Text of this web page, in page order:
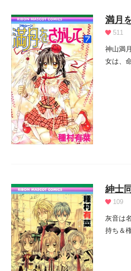
満月
511
神山満
女は、
紳士
109
灰音は
持ち＆